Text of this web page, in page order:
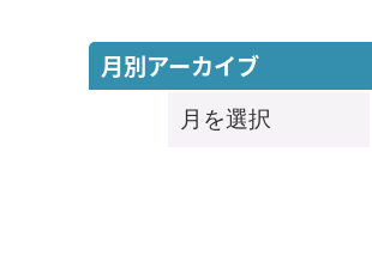
月別アーカイブ
月
別